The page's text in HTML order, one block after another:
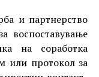
и партнерство
воспоставување
на соработка
или протокол за